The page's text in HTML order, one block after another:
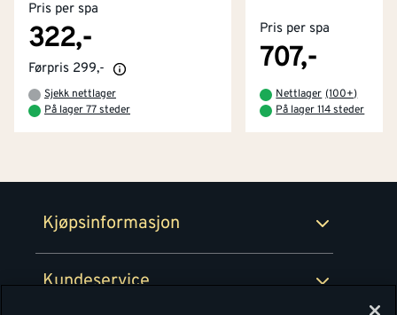
Pris per spa
322,-
Førpris 299,-
Sjekk nettlager
På lager 77 steder
Pris per spa
707,-
Nettlager (100+)
På lager 114 steder
Kjøpsinformasjon
Kjøpsbetingelser
Retur- og angrerettsskjema
Kundeservice
Tjenester
Montér Klubb
Byggevarehus og åpningstider
Prismatch
Personvern